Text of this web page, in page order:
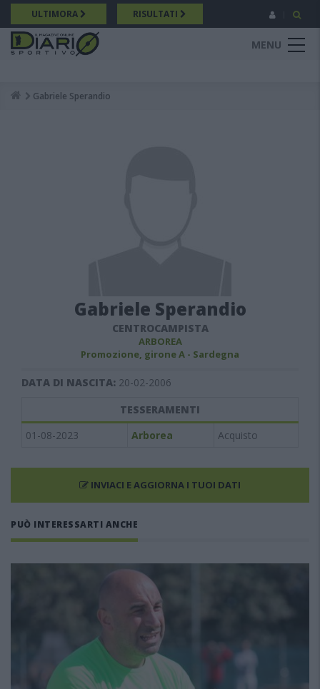
Salta
al
contenuto
principale
ULTIMORA RISULTATI
MENU
Breadcrumb
Gabriele Sperandio
Gabriele Sperandio
CENTROCAMPISTA
ARBOREA
Promozione, girone A - Sardegna
DATA DI NASCITA: 20-02-2006
TESSERAMENTI
01-08-2023
Arborea Acquisto
INVIACI E AGGIORNA I TUOI DATI
PUÒ INTERESSARTI ANCHE